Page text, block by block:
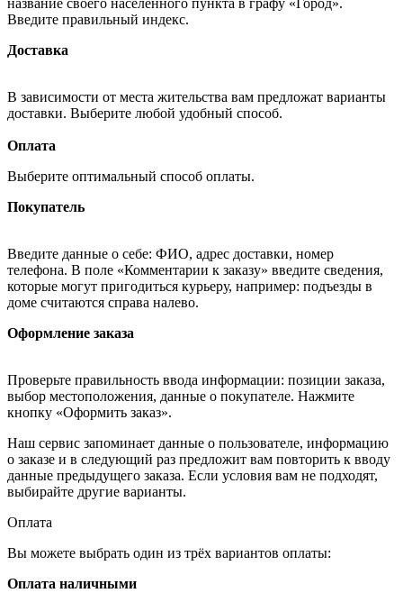
название своего населённого пункта в графу «Город».
Введите правильный индекс.
Доставка
В зависимости от места жительства вам предложат варианты
доставки. Выберите любой удобный способ.
Оплата
Выберите оптимальный способ оплаты.
Покупатель
Введите данные о себе: ФИО, адрес доставки, номер
телефона. В поле «Комментарии к заказу» введите сведения,
которые могут пригодиться курьеру, например: подъезды в
доме считаются справа налево.
Оформление заказа
Проверьте правильность ввода информации: позиции заказа,
выбор местоположения, данные о покупателе. Нажмите
кнопку «Оформить заказ».
Наш сервис запоминает данные о пользователе, информацию
о заказе и в следующий раз предложит вам повторить к вводу
данные предыдущего заказа. Если условия вам не подходят,
выбирайте другие варианты.
Оплата
Вы можете выбрать один из трёх вариантов оплаты:
Оплата наличными